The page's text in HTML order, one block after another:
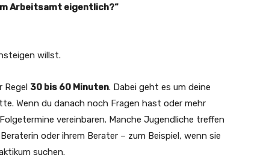
Arbeitsamt eigentlich?“
willst.
Regel 30 bis 60 Minuten. Dabei geht es um deine
Wenn du danach noch Fragen hast oder mehr
vereinbaren. Manche Jugendliche treffen
oder ihrem Berater – zum Beispiel, wenn sie
suchen.